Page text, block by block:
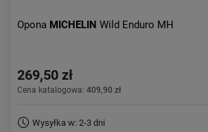
Opona MICHELIN Wild Enduro MH
269,50 zł
Cena katalogowa: 409,90 zł
Wysyłka w: 2-3 dni